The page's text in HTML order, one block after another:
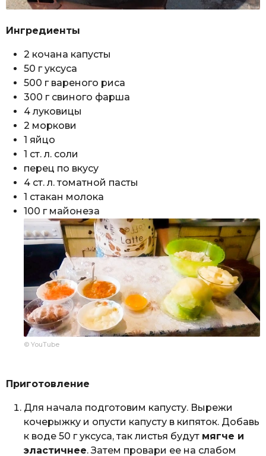
Ингредиенты
2 кочана капусты
50 г уксуса
500 г вареного риса
300 г свиного фарша
4 луковицы
2 моркови
1 яйцо
1 ст. л. соли
перец по вкусу
4 ст. л. томатной пасты
1 стакан молока
100 г майонеза
© YouTube
Приготовление
Для начала подготовим капусту. Вырежи
кочерыжку и опусти капусту в кипяток. Добавь
к воде 50 г уксуса, так листья будут мягче и
эластичнее. Затем провари ее на слабом